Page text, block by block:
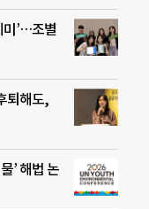
미’…조별
퇴해도,
’ 해법 논